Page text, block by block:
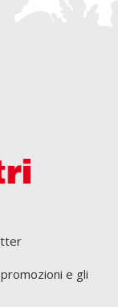
e gli